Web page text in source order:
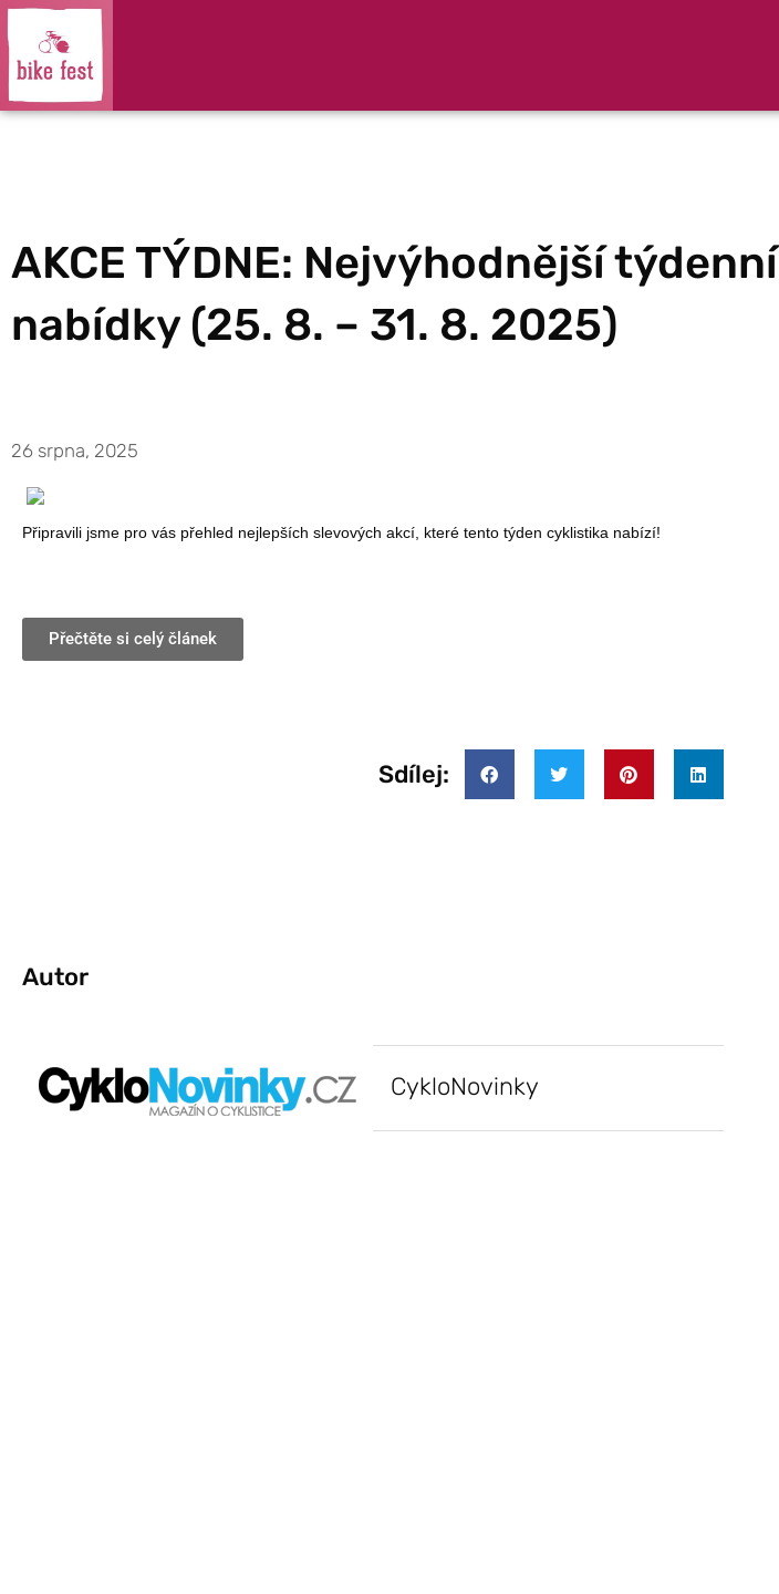
AKCE TÝDNE: Nejvýhodnější týdenní
nabídky (25. 8. – 31. 8. 2025)
26 srpna, 2025
Připravili jsme pro vás přehled nejlepších slevových akcí, které tento týden cyklistika nabízí!
Přečtěte si celý článek
Sdílej:
Autor
CykloNovinky